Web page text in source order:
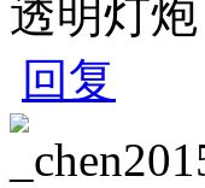
透明灯炮
回复
_chen